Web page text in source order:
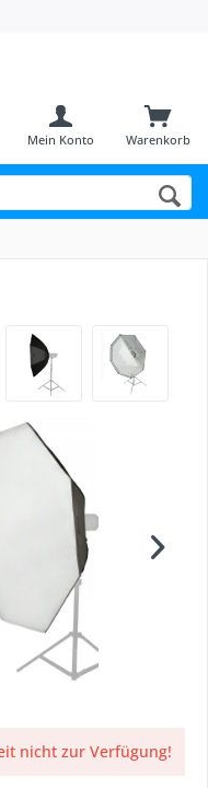
Warenkorb
Mein Konto
nicht zur Verfügung!